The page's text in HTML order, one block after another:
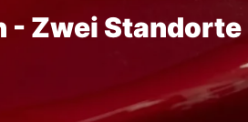
- Zwei